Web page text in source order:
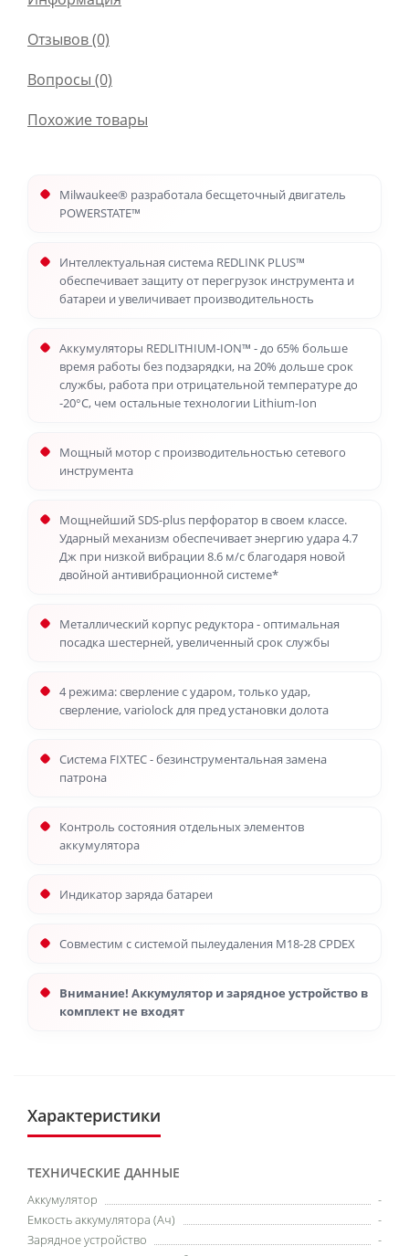
Отзывов (0)
Вопросы (0)
Похожие товары
Milwaukee® разработала бесщеточный двигатель
POWERSTATE™
Интеллектуальная система REDLINK PLUS™
обеспечивает защиту от перегрузок инструмента и
батареи и увеличивает производительность
Аккумуляторы REDLITHIUM-ION™ - до 65% больше
время работы без подзарядки, на 20% дольше срок
службы, работа при отрицательной температуре до
-20°С, чем остальные технологии Lithium-Ion
Мощный мотор с производительностью сетевого
инструмента
Мощнейший SDS-plus перфоратор в своем классе.
Ударный механизм обеспечивает энергию удара 4.7
Дж при низкой вибрации 8.6 м/с благодаря новой
двойной антивибрационной системе*
Металлический корпус редуктора - оптимальная
посадка шестерней, увеличенный срок службы
4 режима: сверление с ударом, только удар,
сверление, variolock для пред установки долота
Система FIXTEC - безинструментальная замена
патрона
Контроль состояния отдельных элементов
аккумулятора
Индикатор заряда батареи
Совместим с системой пылеудаления M18-28 CPDEX
Внимание! Аккумулятор и зарядное устройство в
комплект не входят
Характеристики
ТЕХНИЧЕСКИЕ ДАННЫЕ
Аккумулятор
-
Емкость аккумулятора (Ач)
-
Зарядное устройство
-